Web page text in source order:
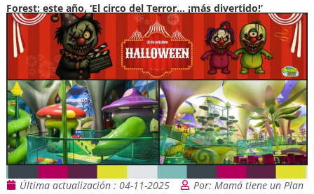
Forest: este año, ‘El circo del Terror… ¡más divertido!’
Última actualización : 04-11-2025 Por: Mamá tiene un Plan